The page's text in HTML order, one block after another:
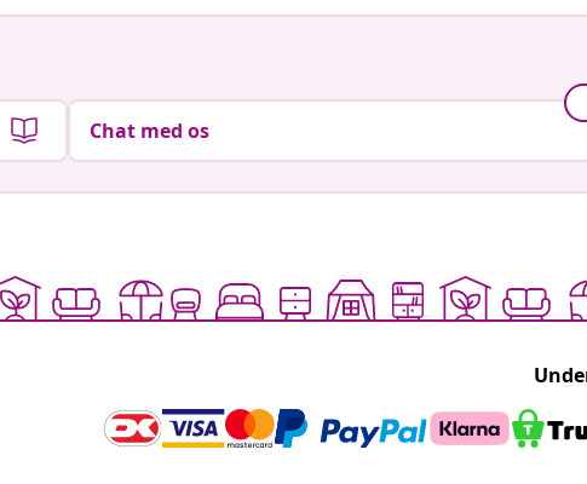
Chat med os